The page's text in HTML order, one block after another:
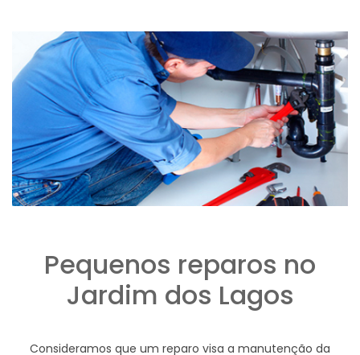
Pequenos reparos no
Jardim dos Lagos
Consideramos que um reparo visa a manutenção da